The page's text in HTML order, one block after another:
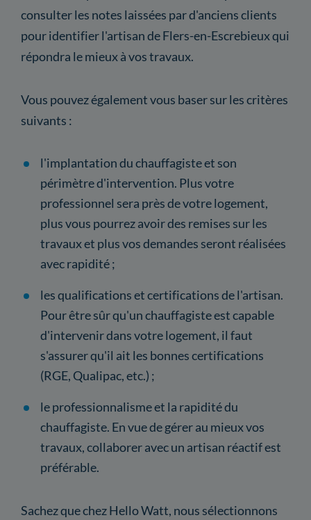
consulter les notes laissées par d'anciens clients
pour identifier l'artisan de Flers-en-Escrebieux qui
répondra le mieux à vos travaux.
Vous pouvez également vous baser sur les critères
suivants :
l'implantation du chauffagiste et son
périmètre d'intervention. Plus votre
professionnel sera près de votre logement,
plus vous pourrez avoir des remises sur les
travaux et plus vos demandes seront réalisées
avec rapidité ;
les qualifications et certifications de l'artisan.
Pour être sûr qu'un chauffagiste est capable
d'intervenir dans votre logement, il faut
s'assurer qu'il ait les bonnes certifications
(RGE, Qualipac, etc.) ;
le professionnalisme et la rapidité du
chauffagiste. En vue de gérer au mieux vos
travaux, collaborer avec un artisan réactif est
préférable.
Sachez que chez Hello Watt, nous sélectionnons